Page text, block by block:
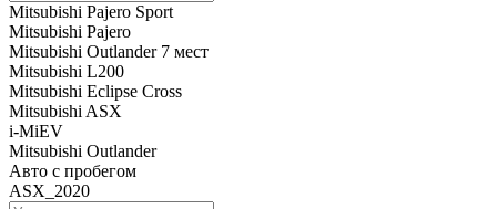
Mitsubishi Pajero Sport
Mitsubishi Pajero
Mitsubishi Outlander 7 мест
Mitsubishi L200
Mitsubishi Eclipse Cross
Mitsubishi ASX
i-MiEV
Mitsubishi Outlander
Авто с пробегом
ASX_2020